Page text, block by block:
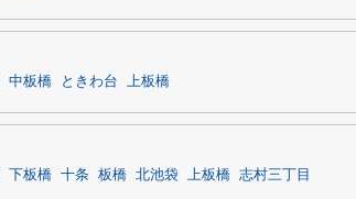
中板橋 ときわ台 上板橋
下板橋 十条 板橋 北池袋 上板橋 志村三丁目